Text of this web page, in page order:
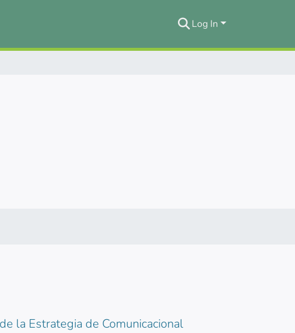
Log In
la Estrategia de Comunicacional